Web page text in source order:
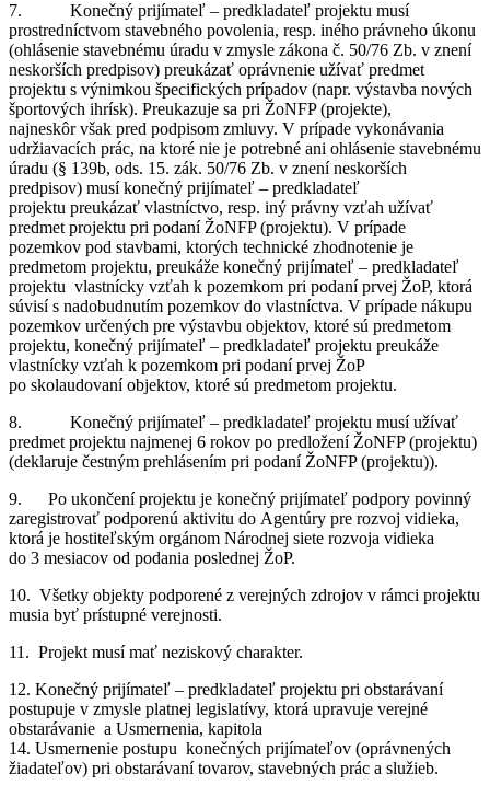
7. Konečný prijímateľ – predkladateľ projektu musí
prostredníctvom stavebného povolenia, resp. iného právneho úkonu
(ohlásenie stavebnému úradu v zmysle zákona č. 50/76 Zb. v znení
neskorších predpisov) preukázať oprávnenie užívať predmet
projektu s výnimkou špecifických prípadov (napr. výstavba nových
športových ihrísk). Preukazuje sa pri ŽoNFP (projekte),
najneskôr však pred podpisom zmluvy. V prípade vykonávania
udržiavacích prác, na ktoré nie je potrebné ani ohlásenie stavebnému
úradu (§ 139b, ods. 15. zák. 50/76 Zb. v znení neskorších
predpisov) musí konečný prijímateľ – predkladateľ
projektu preukázať vlastníctvo, resp. iný právny vzťah užívať
predmet projektu pri podaní ŽoNFP (projektu). V prípade
pozemkov pod stavbami, ktorých technické zhodnotenie je
predmetom projektu, preukáže konečný prijímateľ – predkladateľ
projektu vlastnícky vzťah k pozemkom pri podaní prvej ŽoP, ktorá
súvisí s nadobudnutím pozemkov do vlastníctva. V prípade nákupu
pozemkov určených pre výstavbu objektov, ktoré sú predmetom
projektu, konečný prijímateľ – predkladateľ projektu preukáže
vlastnícky vzťah k pozemkom pri podaní prvej ŽoP
po skolaudovaní objektov, ktoré sú predmetom projektu.
8. Konečný prijímateľ – predkladateľ projektu musí užívať
predmet projektu najmenej 6 rokov po predložení ŽoNFP (projektu)
(deklaruje čestným prehlásením pri podaní ŽoNFP (projektu)).
9. Po ukončení projektu je konečný prijímateľ podpory povinný
zaregistrovať podporenú aktivitu do Agentúry pre rozvoj vidieka,
ktorá je hostiteľským orgánom Národnej siete rozvoja vidieka
do 3 mesiacov od podania poslednej ŽoP.
10. Všetky objekty podporené z verejných zdrojov v rámci projektu
musia byť prístupné verejnosti.
11. Projekt musí mať neziskový charakter.
12. Konečný prijímateľ – predkladateľ projektu pri obstarávaní
postupuje v zmysle platnej legislatívy, ktorá upravuje verejné
obstarávanie a Usmernenia, kapitola
14. Usmernenie postupu konečných prijímateľov (oprávnených
žiadateľov) pri obstarávaní tovarov, stavebných prác a služieb.